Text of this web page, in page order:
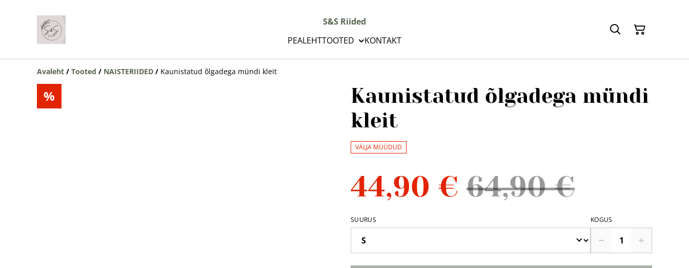
S&S Riided
PEALEHTTOOTED KONTAKT
Avaleht / Tooted / NAISTERIIDED / Kaunistatud õlgadega mündi kleit
%
Kaunistatud õlgadega mündi
kleit
VÄLJA MÜÜDUD
44,90 € 64,90 €
SUURUS KOGUS